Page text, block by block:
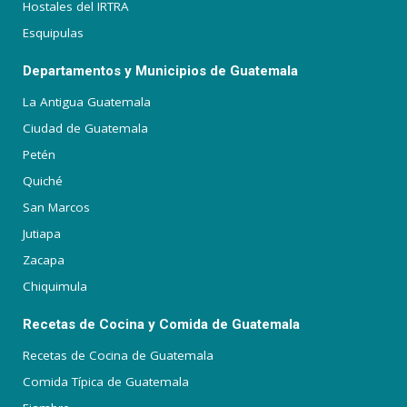
Hostales del IRTRA
Esquipulas
Departamentos y Municipios de Guatemala
La Antigua Guatemala
Ciudad de Guatemala
Petén
Quiché
San Marcos
Jutiapa
Zacapa
Chiquimula
Recetas de Cocina y Comida de Guatemala
Recetas de Cocina de Guatemala
Comida Típica de Guatemala